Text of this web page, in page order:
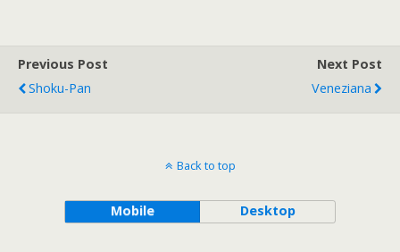
Previous Post
Shoku-Pan
Next Post
Veneziana
Back to top
Mobile Desktop